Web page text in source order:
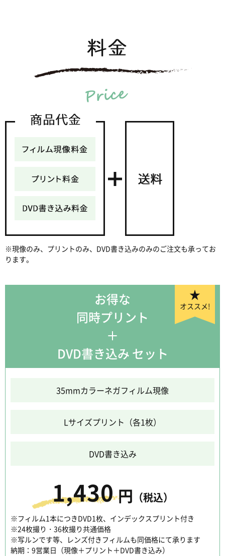
※現像のみ、プリントのみ、DVD書き込みのみのご注文も承ってお
ります。
お得な
同時プリント
＋
DVD書き込み セット
★
オススメ!
35mmカラーネガフィルム現像
Lサイズプリント（各1枚）
DVD書き込み
1,430円（税込）
※フィルム1本につきDVD1枚、インデックスプリント付き
※24枚撮り・36枚撮り共通価格
※写ルンです等、レンズ付きフィルムも同価格にて承ります
納期：9営業日（現像＋プリント＋DVD書き込み）